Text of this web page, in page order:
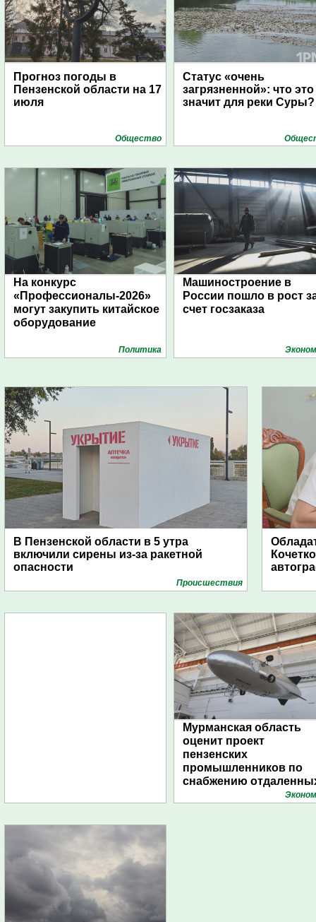
Прогноз погоды в
Пензенской области на 17
июля
Общество
Статус «очень
загрязненной»: что это
значит для реки Суры?
На конкурс
«Профессионалы-2026»
могут закупить китайское
оборудование
Политика
Машиностроение в
России пошло в рост
счет госзаказа
В Пензенской области в 5 утра
включили сирены из-за ракетной
опасности
Проиcшествия
Мурманская область
оценит проект
пензенских
промышленников по
снабжению
поселений с помощью